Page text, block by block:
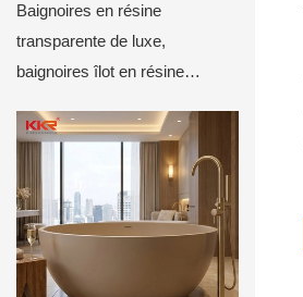
Baignoires en résine
transparente de luxe,
baignoires îlot en résine
villas